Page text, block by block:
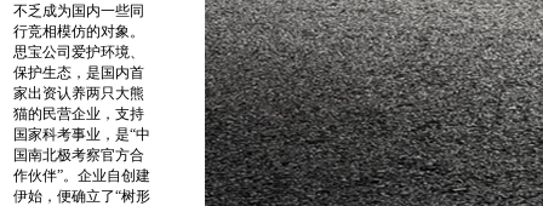
不乏成为国内一些同
行竞相模仿的对象。
思宝公司爱护环境、
保护生态，是国内首
家出资认养两只大熊
猫的民营企业，支持
国家科考事业，是“中
国南北极考察官方合
作伙伴”。企业自创建
伊始，便确立了“树形